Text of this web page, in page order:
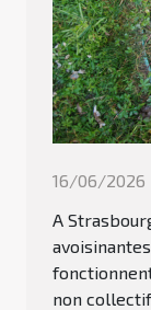
16/06/2026
A
non